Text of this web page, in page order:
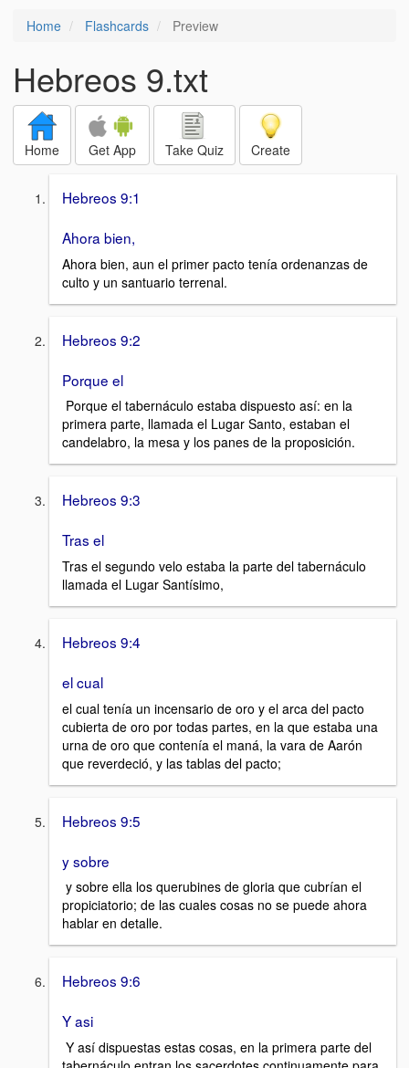
Home Flashcards Preview
Hebreos 9.txt
Home Get App Take Quiz Create
Hebreos 9:1
Ahora bien,
Ahora bien, aun el primer pacto tenía ordenanzas de
culto y un santuario terrenal.
Hebreos 9:2
Porque el
Porque el tabernáculo estaba dispuesto así: en la
primera parte, llamada el Lugar Santo, estaban el
candelabro, la mesa y los panes de la proposición.
Hebreos 9:3
Tras el
Tras el segundo velo estaba la parte del tabernáculo
llamada el Lugar Santísimo,
Hebreos 9:4
el cual
el cual tenía un incensario de oro y el arca del pacto
cubierta de oro por todas partes, en la que estaba una
urna de oro que contenía el maná, la vara de Aarón
que reverdeció, y las tablas del pacto;
Hebreos 9:5
y sobre
y sobre ella los querubines de gloria que cubrían el
propiciatorio; de las cuales cosas no se puede ahora
hablar en detalle.
Hebreos 9:6
Y asi
Y así dispuestas estas cosas, en la primera parte del